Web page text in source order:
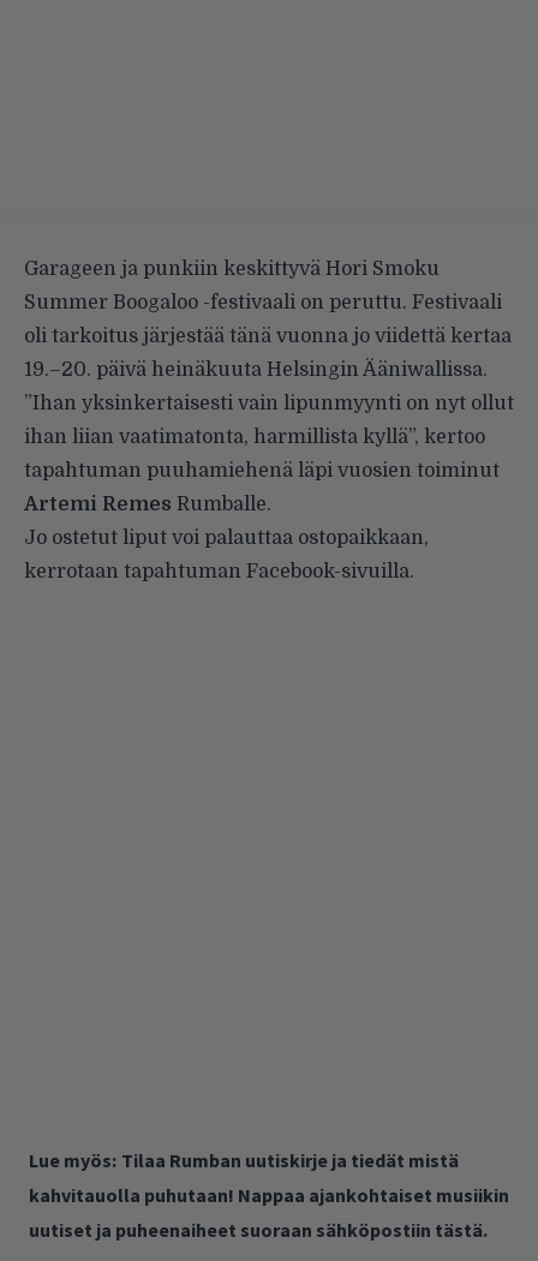
Garageen ja punkiin keskittyvä Hori Smoku
Summer Boogaloo -festivaali on peruttu. Festivaali
oli tarkoitus järjestää tänä vuonna jo viidettä kertaa
19.–20. päivä heinäkuuta Helsingin Ääniwallissa.
”Ihan yksinkertaisesti vain lipunmyynti on nyt ollut
ihan liian vaatimatonta, harmillista kyllä”, kertoo
tapahtuman puuhamiehenä läpi vuosien toiminut
Artemi Remes Rumballe.
Jo ostetut liput voi palauttaa ostopaikkaan,
kerrotaan tapahtuman Facebook-sivuilla.
Lue myös: Tilaa Rumban uutiskirje ja tiedät mistä
kahvitauolla puhutaan! Nappaa ajankohtaiset musiikin
uutiset ja puheenaiheet suoraan sähköpostiin tästä.